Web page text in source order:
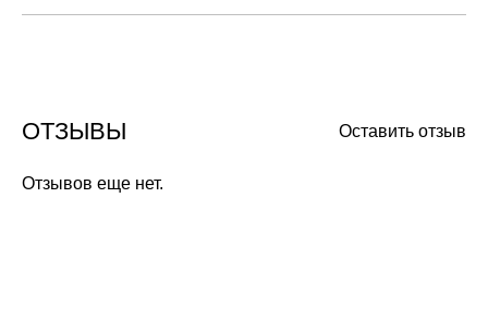
Оставить отзыв
ОТЗЫВЫ
Отзывов еще нет.